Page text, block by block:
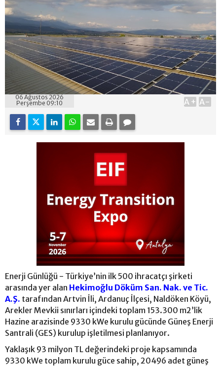
06 Ağustos 2026
Perşembe 09:10
A+ A-
Enerji Günlüğü - Türkiye’nin ilk 500 ihracatçı şirketi
arasında yer alan Hekimoğlu Döküm San. Nak. ve Tic.
A.Ş. tarafından Artvin İli, Ardanuç İlçesi, Naldöken Köyü,
Arekler Mevkii sınırları içindeki toplam 153.300 m2’lik
Hazine arazisinde 9330 kWe kurulu gücünde Güneş Enerji
Santrali (GES) kurulup işletilmesi planlanıyor.
Yaklaşık 93 milyon TL değerindeki proje kapsamında
9330 kWe toplam kurulu güce sahip, 20496 adet güneş